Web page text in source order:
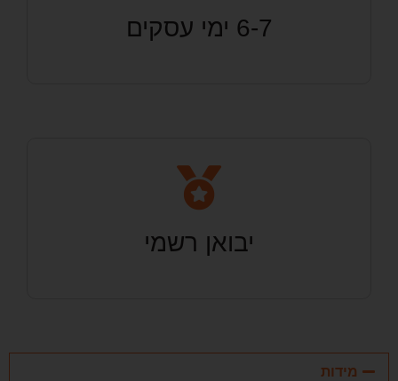
6-7 ימי עסקים
יבואן רשמי
מידות